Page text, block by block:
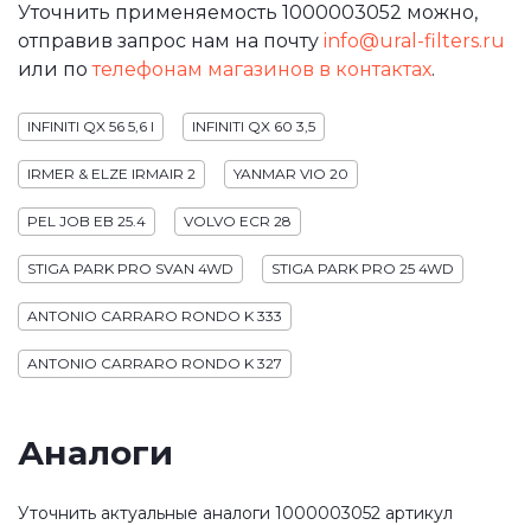
Уточнить применяемость 1000003052 можно,
отправив запрос нам на почту info@ural-filters.ru
или потелефонам магазинов в контактах.
INFINITI QX 56 5,6 I INFINITI QX 60 3,5
IRMER & ELZE IRMAIR 2 YANMAR VIO 20
PEL JOB EB 25.4 VOLVO ECR 28
STIGA PARK PRO SVAN 4WD STIGA PARK PRO 25 4WD
ANTONIO CARRARO RONDO K 333
ANTONIO CARRARO RONDO K 327
Аналоги
Уточнить актуальные аналоги 1000003052 артикул